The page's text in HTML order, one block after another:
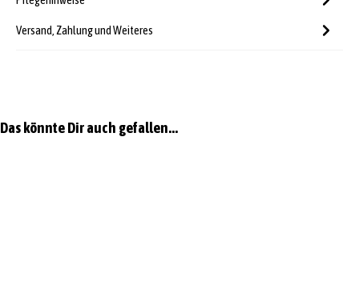
Versand, Zahlung und Weiteres
Produktgalerie überspringen
Das könnte Dir auch gefallen...